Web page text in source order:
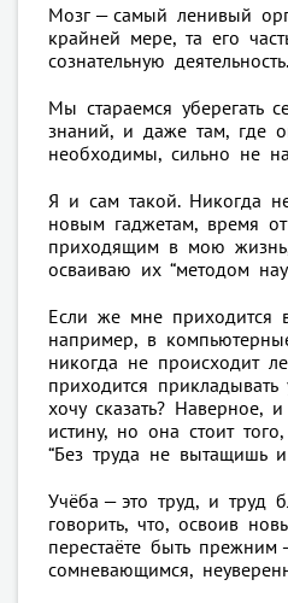
Мозг — самый ленивый
крайней мере, та его
сознательную деятельность.
Мы стараемся уберегать
знаний, и даже там, где
необходимы, сильно не
Я и сам такой. Никогда
новым гаджетам, время
приходящим в мою
осваиваю их “методом
Если же мне приходится
например, в
никогда не происходит
приходится
хочу сказать? Наверное,
истину, но она стоит
“Без труда не вытащишь
Учёба — это труд, и труд
говорить, что, освоив
перестаёте быть прежним
сомневающимся,